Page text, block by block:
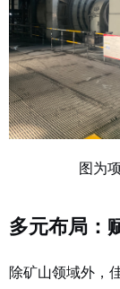
图为
多元布局：
除矿山领域外，